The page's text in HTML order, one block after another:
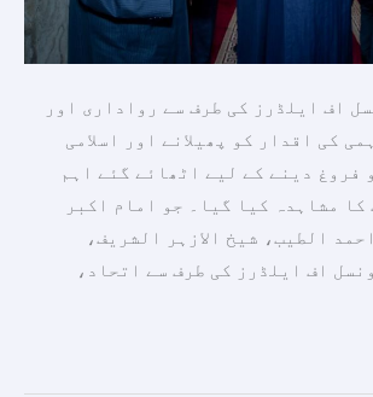
اف ایلڈرز کی طرف سے رواداری اور
کی اقدار کو پھیلانے اور اسلامی
فروغ دینے کے لیے اٹھائے گئے اہم
مشاہدہ کیا گیا۔ جو امام اکبر
الطیب، شیخ الازہر الشریف،
اف ایلڈرز کی طرف سے اتحاد،